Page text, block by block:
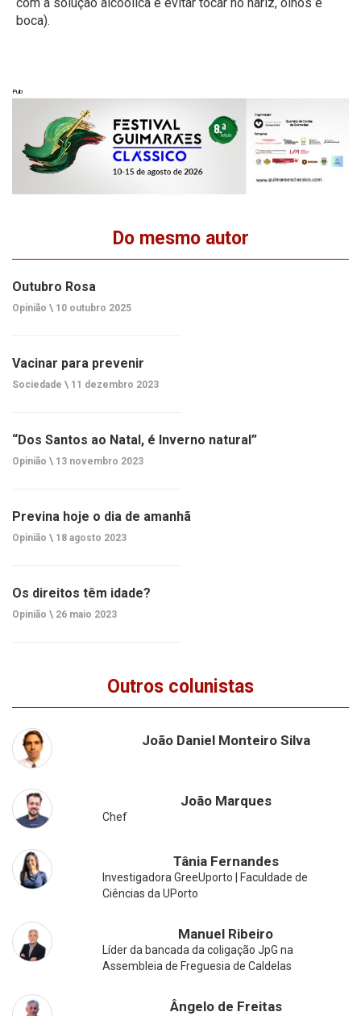
boca).
Pub
Do mesmo autor
Outubro Rosa
Opinião \ 10 outubro 2025
Vacinar para prevenir
Sociedade \ 11 dezembro 2023
“Dos Santos ao Natal, é Inverno natural”
Opinião \ 13 novembro 2023
Previna hoje o dia de amanhã
Opinião \ 18 agosto 2023
Os direitos têm idade?
Opinião \ 26 maio 2023
Outros colunistas
João Daniel Monteiro Silva
João Marques
Chef
Tânia Fernandes
Investigadora GreeUporto | Faculdade de
Ciências da UPorto
Manuel Ribeiro
Líder da bancada da coligação JpG na
Assembleia de Freguesia de Caldelas
Ângelo de Freitas